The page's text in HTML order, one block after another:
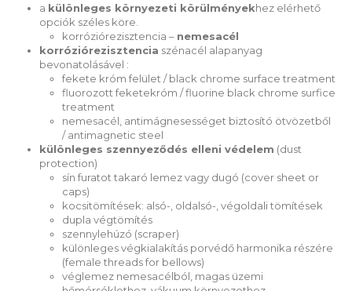
a különleges környezeti körülményekhez elérhető
opciók széles köre.
korróziórezisztencia – nemesacél
korróziórezisztencia szénacél alapanyag
bevonatolásável :
fekete króm felület / black chrome surface treatment
fluorozott feketekróm / fluorine black chrome surfice
treatment
nemesacél, antimágnesességet biztosító ötvözetből
/ antimagnetic steel
különleges szennyeződés elleni védelem (dust
protection)
sín furatot takaró lemez vagy dugó (cover sheet or
caps)
kocsitömítések: alsó-, oldalsó-, végoldali tömítések
dupla végtömítés
szennylehúzó (scraper)
különleges végkialakítás porvédő harmonika részére
(female threads for bellows)
véglemez nemesacélból, magas üzemi